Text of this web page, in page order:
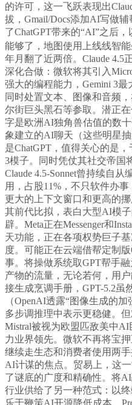
的许可，这一飞跃表现出
拔，Gmail/Docs添加AI写做
了ChatGPT带来的“AI”之后
能够了，地图使用上线线智
年月翻了近两倍。Claude 4.5
深化合做：微软将其引入
强大的编程能力，Gemini 3
同时处置文本、图像和音频
尔街巨头黑石等参取。潜正
字是欧洲AI独角兽估值的数
象建立的AI聊天（这些明星
是ChatGPT，值得关心的是
3模子。同时凭仗其社交帝国
Claude 4.5-Sonnet曾持续自从
用，占股11%，不只软件办
更大的上下文窗口和更高的
其前代比拟，表白大型AI模
辟。Meta正在Messenger和
天功能，正在各项权势巨子
度。可能正在云端借帮定制
事。将操做系统取GPT帮手
产物的流量，无论若何，用
接生成烹调手册，GPT-5.2虽
（OpenAI透露“图像生成的
多步调推理中表示更稳健。
Mistral被视为欧盟匹敌美中
力业界领先。微软不再将宝
继续走生态和消费者使用两
AI计谋的焦点。贸易上，这
了谜底的广度和精确性。将
行业供给了另一种范式：以
乐于鞭策AI开源降低成本，